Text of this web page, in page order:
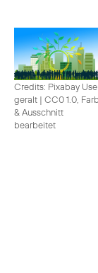
Credits: Pixabay
geralt | CC0 1.0,
& Ausschnitt
bearbeitet